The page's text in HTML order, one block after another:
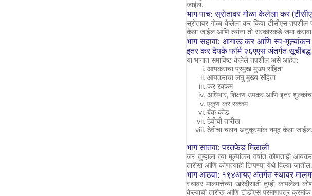
जाईल.
भाग पाच: स्रोतावर गोळा केलेला कर
स्रोतावर गोळा केलेला कर किंवा टीसीएस
केला जाईल आणि त्यांना तो सरकारकडे जमा करावा
भाग सहावा: आगाऊ कर आणि स्व-मूल्यांकन
इतर कर देयके फॉर्म २६एएस अंतर्गत
या भागात समाविष्ट केलेले तपशील असे आहेत:
आयकराचा प्रमुख मुख्य संहिता
आयकराचा लघु मुख्य संहिता
कर रक्कम
अधिभार, शिक्षण उपकर आणि इतर
एकूण कर रक्कम
बँक कोड
ठेवीची तारीख
ठेवीचा चलन अनुक्रमांक नमूद केला जाईल.
भाग सातवा: परतफेड मिळाली
जर तुम्हाला त्या मूल्यांकन वर्षात कोणताही
तारीख आणि कोणत्याही टिप्पण्या येथे दिल्या जातील.
भाग आठवा: १९४आयए अंतर्गत स्थावर
स्थावर मालमत्तेच्या खरेदीसाठी तुम्ही कापलेला
केल्याची तारीख आणि टीडीएस प्रमाणपत्र